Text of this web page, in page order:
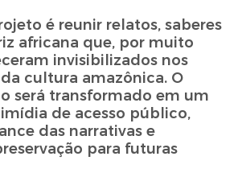
é reunir relatos, saberes
africana que, por muito
invisibilizados nos
cultura amazônica. O
será transformado em um
de acesso público,
das narrativas e
para futuras